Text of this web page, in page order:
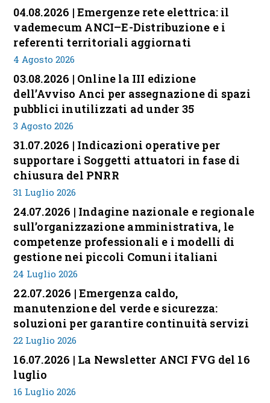
04.08.2026 | Emergenze rete elettrica: il
vademecum ANCI–E-Distribuzione e i
referenti territoriali aggiornati
4 Agosto 2026
03.08.2026 | Online la III edizione
dell’Avviso Anci per assegnazione di spazi
pubblici inutilizzati ad under 35
3 Agosto 2026
31.07.2026 | Indicazioni operative per
supportare i Soggetti attuatori in fase di
chiusura del PNRR
31 Luglio 2026
24.07.2026 | Indagine nazionale e regionale
sull’organizzazione amministrativa, le
competenze professionali e i modelli di
gestione nei piccoli Comuni italiani
24 Luglio 2026
22.07.2026 | Emergenza caldo,
manutenzione del verde e sicurezza:
soluzioni per garantire continuità servizi
22 Luglio 2026
16.07.2026 | La Newsletter ANCI FVG del 16
luglio
16 Luglio 2026